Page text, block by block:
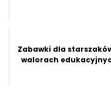
Zabawki dla
walorach